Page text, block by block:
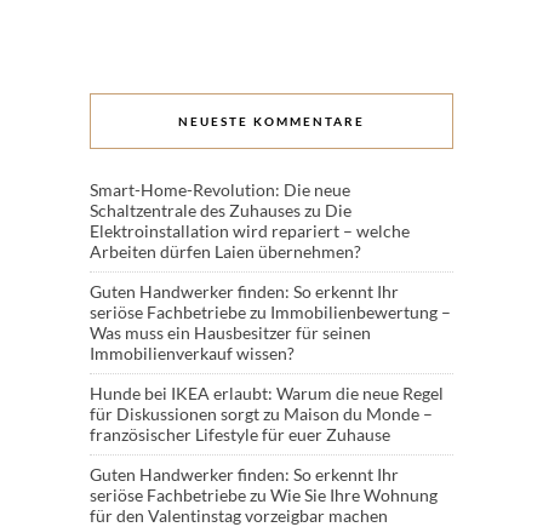
NEUESTE KOMMENTARE
Smart-Home-Revolution: Die neue
Schaltzentrale des Zuhauseszu Die
Elektroinstallation wird repariert – welche
Arbeiten dürfen Laien übernehmen?
Guten Handwerker finden: So erkennt Ihr
seriöse Fachbetriebezu Immobilienbewertung –
Was muss ein Hausbesitzer für seinen
Immobilienverkauf wissen?
Hunde bei IKEA erlaubt: Warum die neue Regel
für Diskussionen sorgtzu Maison du Monde –
französischer Lifestyle für euer Zuhause
Guten Handwerker finden: So erkennt Ihr
seriöse Fachbetriebezu Wie Sie Ihre Wohnung
für den Valentinstag vorzeigbar machen